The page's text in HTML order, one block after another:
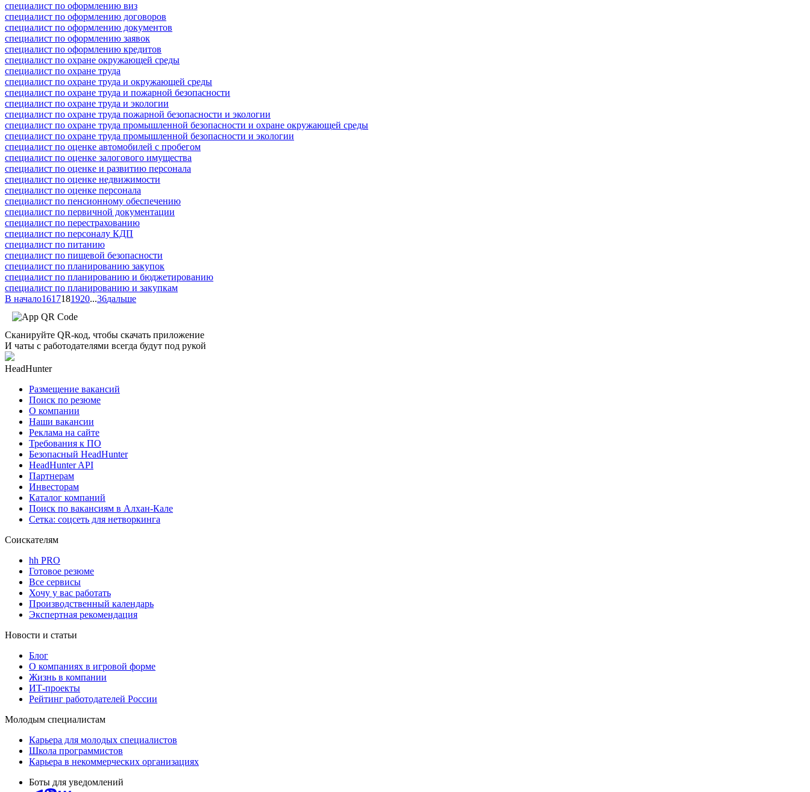
специалист по оформлению виз
специалист по оформлению договоров
специалист по оформлению документов
специалист по оформлению заявок
специалист по оформлению кредитов
специалист по охране окружающей среды
специалист по охране труда
специалист по охране труда и окружающей среды
специалист по охране труда и пожарной безопасности
специалист по охране труда и экологии
специалист по охране труда пожарной безопасности и экологии
специалист по охране труда промышленной безопасности и охране окружающей среды
специалист по охране труда промышленной безопасности и экологии
специалист по оценке автомобилей с пробегом
специалист по оценке залогового имущества
специалист по оценке и развитию персонала
специалист по оценке недвижимости
специалист по оценке персонала
специалист по пенсионному обеспечению
специалист по первичной документации
специалист по перестрахованию
специалист по персоналу КДП
специалист по питанию
специалист по пищевой безопасности
специалист по планированию закупок
специалист по планированию и бюджетированию
специалист по планированию и закупкам
В начало1617181920...36дальше
Сканируйте QR-код, чтобы скачать приложение
И чаты с работодателями всегда будут под рукой
HeadHunter
Размещение вакансий
Поиск по резюме
О компании
Наши вакансии
Реклама на сайте
Требования к ПО
Безопасный HeadHunter
HeadHunter API
Партнерам
Инвесторам
Каталог компаний
Поиск по вакансиям в Алхан-Кале
Сетка: соцсеть для нетворкинга
Соискателям
hh PRO
Готовое резюме
Все сервисы
Хочу у вас работать
Производственный календарь
Экспертная рекомендация
Новости и статьи
Блог
О компаниях в игровой форме
Жизнь в компании
ИТ-проекты
Рейтинг работодателей России
Молодым специалистам
Карьера для молодых специалистов
Школа программистов
Карьера в некоммерческих организациях
Боты для уведомлений